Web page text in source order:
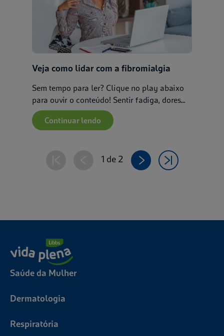
Veja como lidar com a fibromialgia
Sem tempo para ler? Clique no play abaixo
para ouvir o conteúdo! Sentir fadiga, dores...
Continuar lendo
1 de 2
Saúde da Mulher
Dermatologia
Respiratória